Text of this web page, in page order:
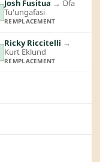
Josh Fusitua →︎ Ofa
Tu'ungafasi
REMPLACEMENT
Ricky Riccitelli →︎
Kurt Eklund
REMPLACEMENT